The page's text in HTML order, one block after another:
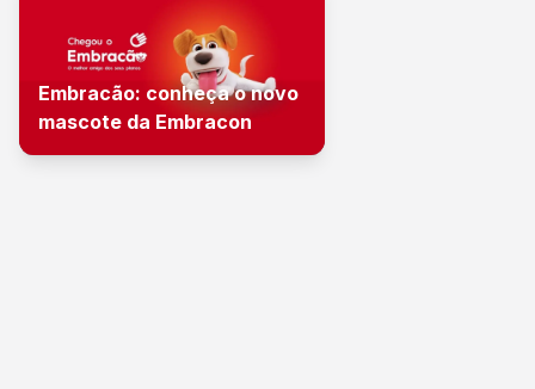
Embracão: conheça o novo
mascote da Embracon